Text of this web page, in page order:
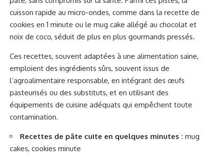
cuisson rapide au micro-ondes, comme dans la recette de
cookies en 1 minute ou le mug cake allégé au chocolat et
noix de coco, séduit de plus en plus gourmands pressés.
Ces recettes, souvent adaptées à une alimentation saine,
emploient des ingrédients sûrs, souvent issus de
l’agroalimentaire responsable, en intégrant des œufs
pasteurisés ou des substituts, et en utilisant des
équipements de cuisine adéquats qui empêchent toute
contamination.
Recettes de pâte cuite en quelques minutes : mug
cakes, cookies minute